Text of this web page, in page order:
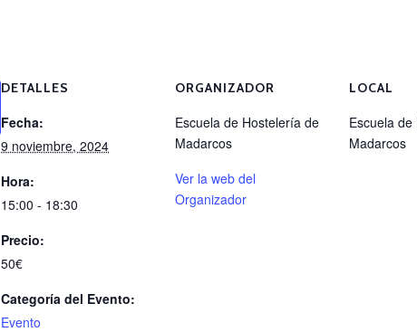
DETALLES
Fecha:
9 noviembre, 2024
Hora:
15:00 - 18:30
Precio:
50€
Categoría del Evento:
Evento
ORGANIZADOR
Escuela de Hostelería de
Madarcos
Ver la web del
Organizador
LOCAL
Escuela
Madarcos